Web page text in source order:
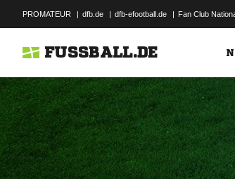
PROMATEUR | dfb.de | dfb-efootball.de | Fan Club
FUSSBALL.DE